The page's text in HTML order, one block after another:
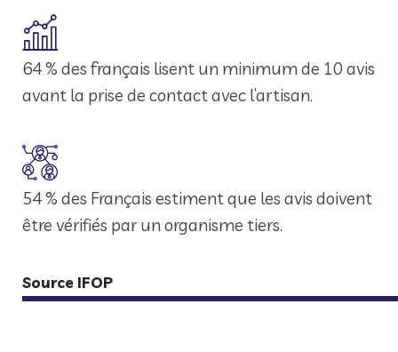
64 % des français lisent un minimum de 10 avis
avant la prise de contact avec l’artisan.
54 % des Français estiment que les avis doivent
être vérifiés par un organisme tiers.
Source IFOP